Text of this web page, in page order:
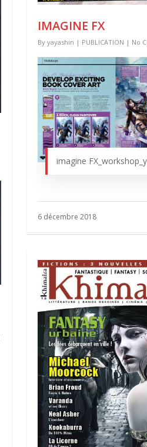
IMAGINE FX
By yayashin | PUBLICATION | No
imagine
6 décembre 2018